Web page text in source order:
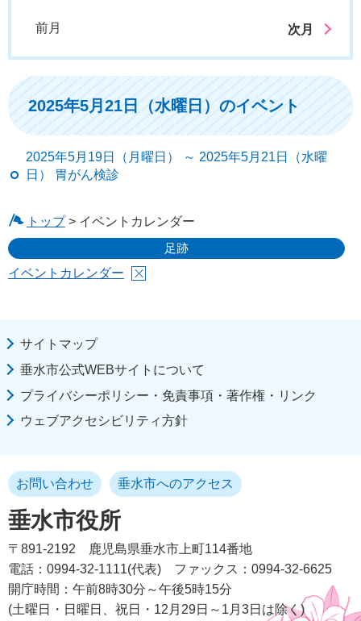
前月 次月
2025年5月21日（水曜日）のイベント
2025年5月19日（月曜日） ～ 2025年5月21日（水曜
日） 胃がん検診
トップ> イベントカレンダー
足跡
イベントカレンダー
サイトマップ
垂水市公式WEBサイトについて
プライバシーポリシー・免責事項・著作権・リンク
ウェブアクセシビリティ方針
垂水市役所
お問い合わせ 垂水市へのアクセス
〒891-2192
鹿児島県垂水市上町114番地
電話：0994-32-1111(代表)
ファックス：0994-32-6625
開庁時間：午前8時30分～午後5時15分
(土曜日・日曜日、祝日・12月29日～1月3日は除く)